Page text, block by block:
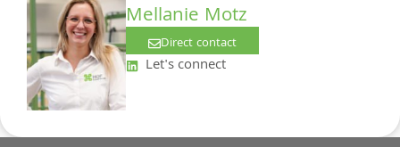
Mellanie Motz
Direct contact
Let's connect